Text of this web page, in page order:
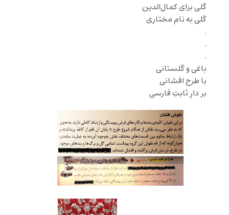
گلی برایکمال‌الدین
گلی به ناممختاری
‌.
‌.
.
باغی و گلستانی
با طرح افشانی
بر دارِ ثابتِ فارسی